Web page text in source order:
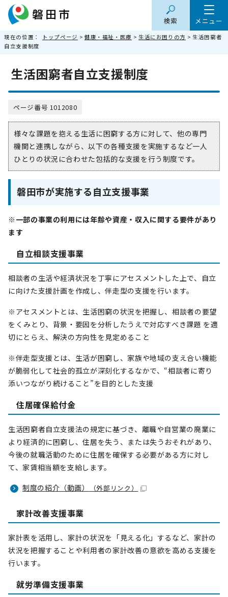
メニュー
検索
現在の位置： トップページ > 健康・福祉・医療 > 生活にお困りの方 > 生活困窮者
自立支援制度
生活困窮者自立支援制度
ページ番号 1012080
様々な課題を抱える生活に困窮する方に対して、他の専門
機関と連携しながら、以下の各種支援を実施するなど一人
ひとりの状況に合わせた包括的な支援を行う制度です。
磐田市が実施する自立支援事業
※一部の事業の利用には年齢や資産・収入に関する要件があり
ます
自立相談支援事業
相談者の生活や経済状況を丁寧にアセスメントした上で、自立
に向けた支援計画を作成し、伴走型の支援を行います。
※アセスメントとは、生活困窮の状況を把握し、相談者の要望
をくみとり、背景・要因を分析したうえで対応すべき課題 を適
切にとらえ、解決の方向性を見定めること
※伴走型支援とは、生活が困窮し、家族や地域の支え合い機能
が脆弱化して社会的孤立が深刻化するなかで、“相談者に寄り
添いつながり続けること”を目的とした支援
住居確保給付金
生活困窮者自立支援法の規定に基づき、離職や自営業の廃業に
より経済的に困窮し、住居を失う、または失うおそれがあり、
今後の就職活動のために住居を確保する必要がある方に対し
て、家賃相当額を支給します。
制度の紹介（動画）
（外部リンク）
家計改善支援事業
家計表を活用し、家計の状況を「見える化」するなど、家計の
状況を把握することや利用者の家計改善の意欲を高める支援を
行います。
就労準備支援事業